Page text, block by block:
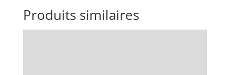
Produits similaires